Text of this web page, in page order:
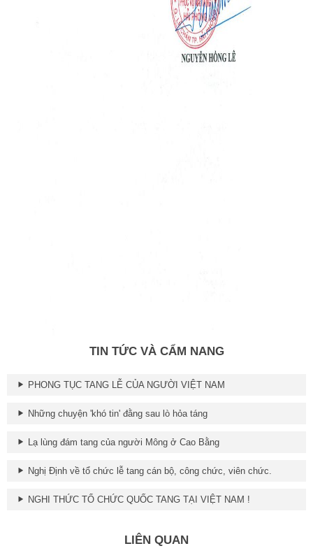
TIN TỨC VÀ CẨM NANG
PHONG TỤC TANG LỄ CỦA NGƯỜI VIỆT NAM
Những chuyện 'khó tin' đằng sau lò hỏa táng
Lạ lùng đám tang của người Mông ở Cao Bằng
Nghị Định về tổ chức lễ tang cán bộ, công chức, viên chức.
NGHI THỨC TỔ CHỨC QUỐC TANG TẠI VIỆT NAM !
LIÊN QUAN